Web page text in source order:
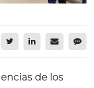
de los